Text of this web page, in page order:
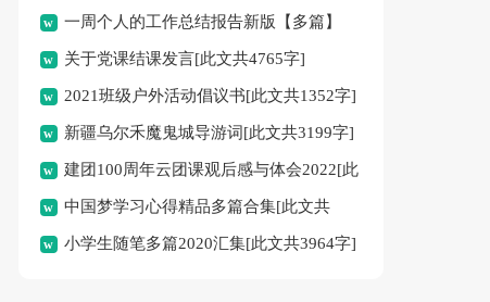
字] 一周个人的工作总结报告新版【多篇】
[此文共3701字]
关于党课结课发言[此文共4765字]
2021班级户外活动倡议书[此文共1352字]
新疆乌尔禾魔鬼城导游词[此文共3199字]
建团100周年云团课观后感与体会2022[此
文共6902字]
中国梦学习心得精品多篇合集[此文共
6129字]
小学生随笔多篇2020汇集[此文共3964字]